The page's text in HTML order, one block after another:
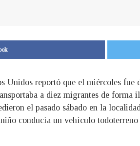
Unidos reportó que el miércoles
a diez migrantes de
el pasado sábado en la
conducía un vehículo